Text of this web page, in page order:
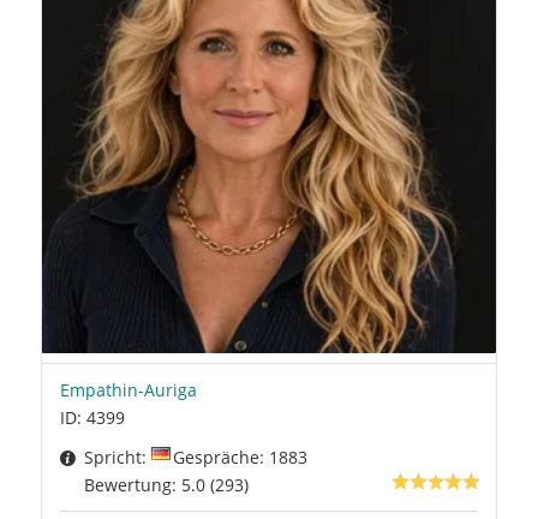
Empathin-Auriga
ID: 4399
Spricht:
Gespräche: 1883
Bewertung: 5.0 (293)